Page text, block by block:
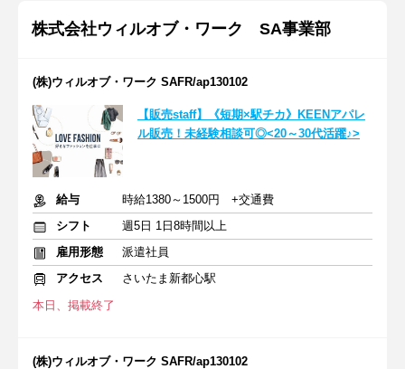
株式会社ウィルオブ・ワーク SA事業部
(株)ウィルオブ・ワーク SAFR/ap130102
【販売staff】《短期×駅チカ》KEENアパレ
ル販売！未経験相談可◎<20～30代活躍♪>
給与
時給1380～1500円 +交通費
シフト
週5日 1日8時間以上
雇用形態
派遣社員
アクセス
さいたま新都心駅
本日、掲載終了
(株)ウィルオブ・ワーク SAFR/ap130102